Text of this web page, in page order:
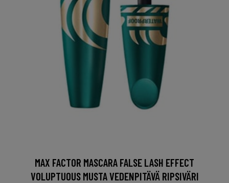
MAX FACTOR MASCARA FALSE LASH EFFECT
VOLUPTUOUS MUSTA VEDENPITÄVÄ RIPSIVÄRI